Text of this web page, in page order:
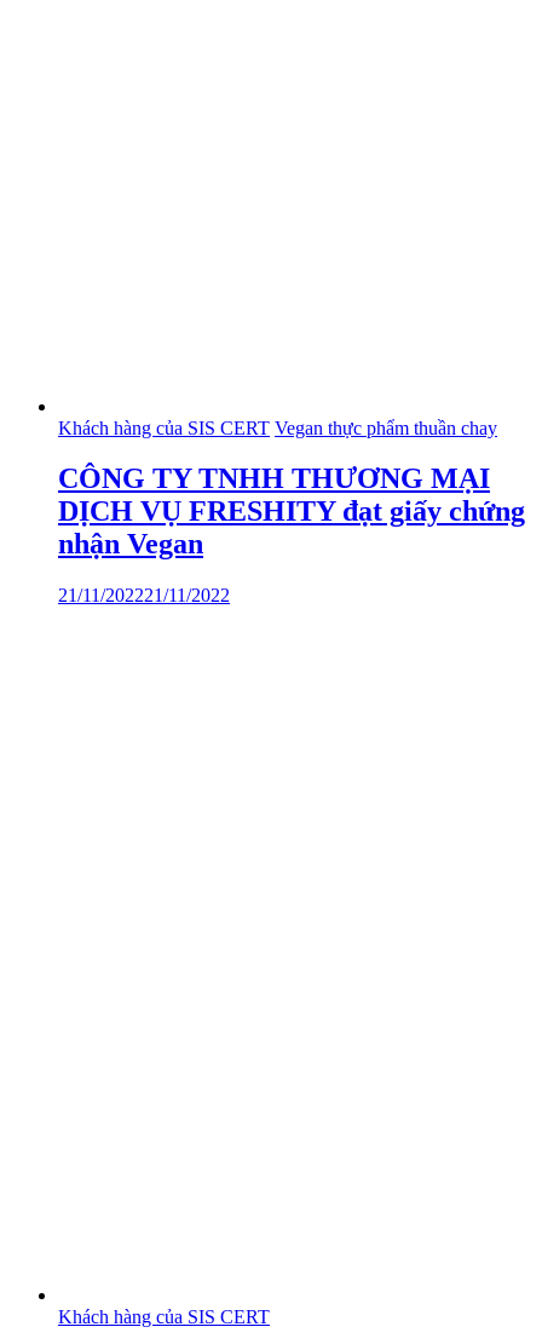
Khách hàng của SIS CERT Vegan thực phẩm thuần chay
CÔNG TY TNHH THƯƠNG MẠI
DỊCH VỤ FRESHITY đạt giấy chứng
nhận Vegan
21/11/202221/11/2022
Khách hàng của SIS CERT